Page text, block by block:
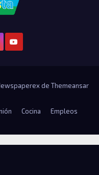
de Themeansar
Cocina Empleos